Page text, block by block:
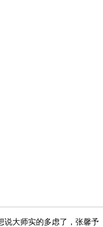
大师实的多虑了，张馨予